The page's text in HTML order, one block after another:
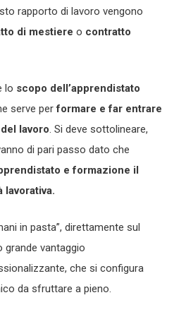
rapporto di lavoro vengono
di mestiere o contratto
lo scopo dell’apprendistato
serve performare e far entrare
lavoro. Si deve sottolineare,
di pari passo dato che
e formazione il
lavorativa.
in pasta”, direttamente sul
grande vantaggio
che si configura
da sfruttare a pieno.